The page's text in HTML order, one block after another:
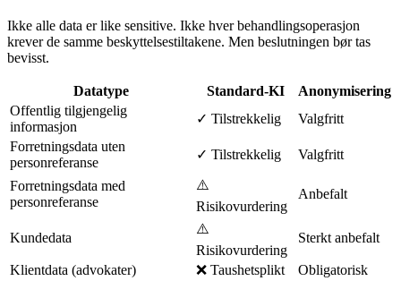
Ikke alle data er like sensitive. Ikke hver behandlingsoperasjon
krever de samme beskyttelsestiltakene. Men beslutningen bør tas
bevisst.
Datatype Standard-KI
Anonymisering
Offentlig tilgjengelig
informasjon
✓ Tilstrekkelig
Valgfritt
Forretningsdata uten
personreferanse
✓ Tilstrekkelig Valgfritt
Forretningsdata med
personreferanse
⚠️
Risikovurdering
Anbefalt
Kundedata
⚠️
Risikovurdering
Sterkt anbefalt
Klientdata (advokater) ❌ Taushetsplikt Obligatorisk